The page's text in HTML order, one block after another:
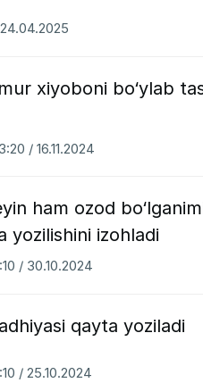
xiyoboni bo‘ylab
/ 16.11.2024
ham ozod
yozilishini izohladi
/ 30.10.2024
qayta yoziladi
/ 25.10.2024